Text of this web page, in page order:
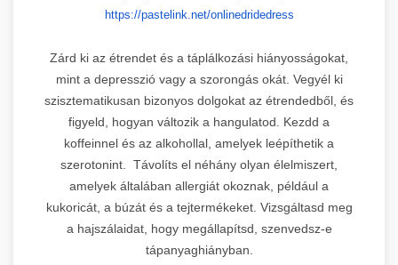
https://pastelink.net/onlinedridedress
Zárd ki az étrendet és a táplálkozási hiányosságokat,
mint a depresszió vagy a szorongás okát. Vegyél ki
szisztematikusan bizonyos dolgokat az étrendedből, és
figyeld, hogyan változik a hangulatod. Kezdd a
koffeinnel és az alkohollal, amelyek leépíthetik a
szerotonint. Távolíts el néhány olyan élelmiszert,
amelyek általában allergiát okoznak, például a
kukoricát, a búzát és a tejtermékeket. Vizsgáltasd meg
a hajszálaidat, hogy megállapítsd, szenvedsz-e
tápanyaghiányban.